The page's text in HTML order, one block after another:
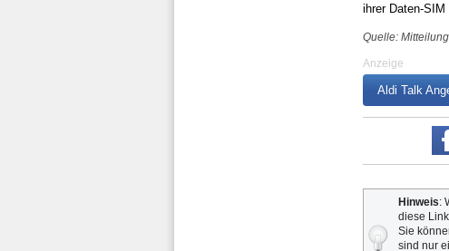
ihrer Daten-
Quelle:
Anzeige
Aldi Talk
Hinweis:
diese
Sie
sind nur